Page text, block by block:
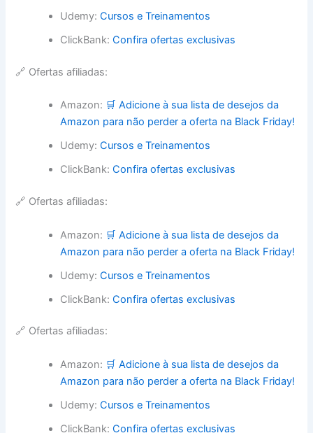
Udemy:Cursos e Treinamentos
ClickBank:Confira ofertas exclusivas
🔗 Ofertas afiliadas:
Amazon: 🛒 Adicione à sua lista de desejos da
Amazon para não perder a oferta na Black Friday!
Udemy:Cursos e Treinamentos
ClickBank:Confira ofertas exclusivas
🔗 Ofertas afiliadas:
Amazon: 🛒 Adicione à sua lista de desejos da
Amazon para não perder a oferta na Black Friday!
Udemy:Cursos e Treinamentos
ClickBank:Confira ofertas exclusivas
🔗 Ofertas afiliadas:
Amazon: 🛒 Adicione à sua lista de desejos da
Amazon para não perder a oferta na Black Friday!
Udemy:Cursos e Treinamentos
ClickBank:Confira ofertas exclusivas